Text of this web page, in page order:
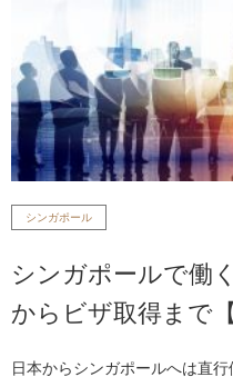
シンガポール
シンガポールで働
からビザ取得まで
日本からシンガポールへは直